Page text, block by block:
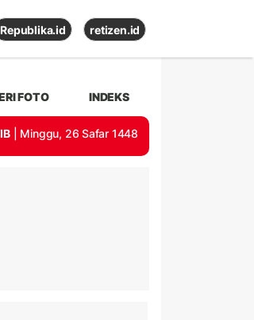
Republika.id retizen.id
FOTO INDEKS
| Minggu, 26 Safar 1448